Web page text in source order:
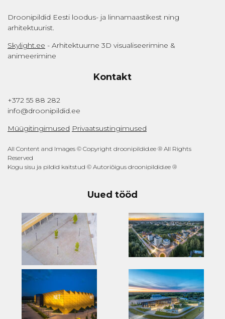
Droonipildid Eesti loodus- ja linnamaastikest ning
arhitektuurist.
Skylight.ee - Arhitektuurne 3D visualiseerimine &
animeerimine
Kontakt
+372 55 88 282
info@droonipildid.ee
Müügitingimused Privaatsustingimused
All Content and Images © Copyright droonipildid.ee ® All Rights
Reserved
Kogu sisu ja pildid kaitstud © Autoriõigus droonipildid.ee ®
Uued tööd